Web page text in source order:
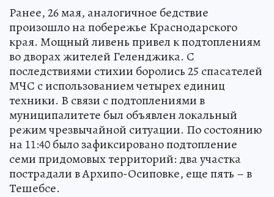
Ранее, 26 мая, аналогичное бедствие
произошло на побережье Краснодарского
края. Мощный ливень привел к подтоплениям
во дворах жителей Геленджика. С
последствиями стихии боролись 25 спасателей
МЧС с использованием четырех единиц
техники. В связи с подтоплениями в
муниципалитете был объявлен локальный
режим чрезвычайной ситуации. По состоянию
на 11:40 было зафиксировано подтопление
семи придомовых территорий: два участка
пострадали в Архипо-Осиповке, еще пять – в
Тешебсе.